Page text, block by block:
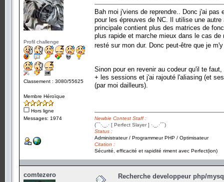
Profil challenge
Classement : 3080/55625
Membre Héroïque
Hors ligne
Messages: 1974
Bah moi j'viens de reprendre.. Donc j'ai
pour les épreuves de NC. Il utilise une
principale contient plus des matrices de
plus rapide et marche mieux dans le cas
resté sur mon dur. Donc peut-être que je
Sinon pour en revenir au codeur qu'il te
+ les sessions et j'ai rajouté l'aliasing (et
(par moi dailleurs).
Newbie Contest Staff :
(¯`·._.· [ Perfect Slayer ] ·._.·´¯)
Status :
Administrateur / Programmeur PHP / Optimisateur
Citation :
Sécurité, efficacité et rapidité riment avec Perfect(ion)
comtezero Recherche developpeur php/